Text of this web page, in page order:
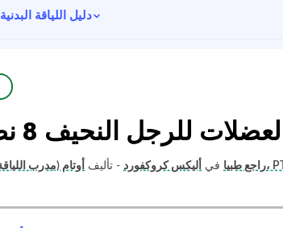
دليل اللياقة البدنية
للرجل النحيف 8 نصائح سرية
راجع طبيا في أليكس كروكفورد - تأليف أوتام (مدرب اللياقة البدنية واليوغا)، PT